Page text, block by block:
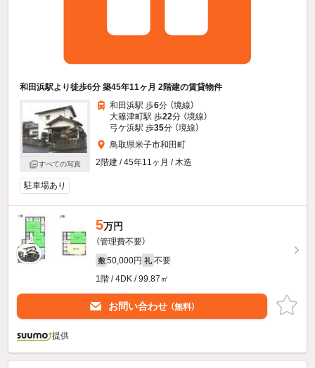
和田浜駅より徒歩6分 築45年11ヶ月 2階建の賃貸物件
すべての写真
和田浜駅 歩6分 （境線）
大篠津町駅 歩22分 （境線）
弓ケ浜駅 歩35分 （境線）
鳥取県米子市和田町
2階建 / 45年11ヶ月 / 木造
駐車場あり
5万円
（管理費不要）
敷 50,000円 礼 不要
1階 / 4DK / 99.87㎡
お問い合わせ （無料）
提供